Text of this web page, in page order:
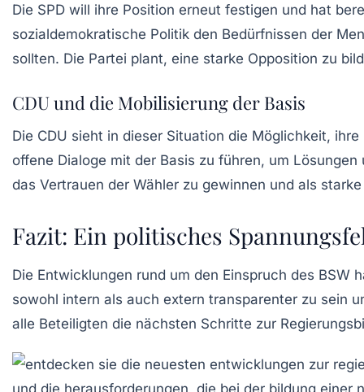
Die SPD will ihre Position erneut festigen und hat
sozialdemokratische Politik den Bedürfnissen der
sollten. Die Partei plant, eine starke Opposition zu
CDU und die Mobilisierung der Basis
Die CDU sieht in dieser Situation die Möglichkeit,
offene Dialoge mit der Basis zu führen, um
das Vertrauen der Wähler zu gewinnen und als
Fazit: Ein politisches
Die Entwicklungen rund um den Einspruch des
sowohl intern als auch extern transparenter zu sein
alle Beteiligten die nächsten Schritte zur